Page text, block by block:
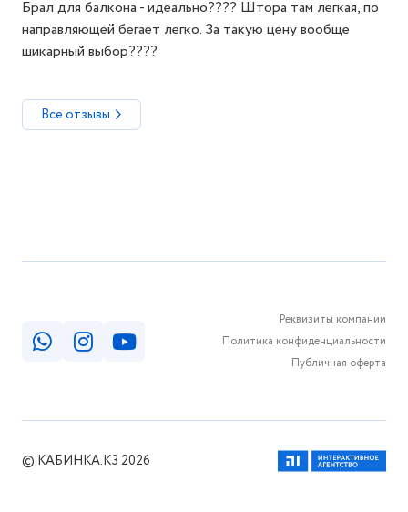
Брал для балкона - идеально???? Штора там легкая, по
направляющей бегает легко. За такую цену вообще
шикарный выбор????
Все отзывы
Реквизиты компании
Политика конфиденциальности
Публичная оферта
© КАБИНКА.КЗ 2026